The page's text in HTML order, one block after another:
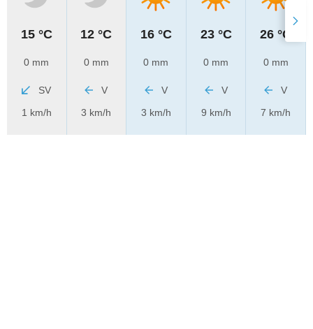
15 °C
0 mm
SV
1 km/h
12 °C
0 mm
V
3 km/h
16 °C
0 mm
V
3 km/h
23 °C
0 mm
V
9 km/h
26 °C
0 mm
V
7 km/h